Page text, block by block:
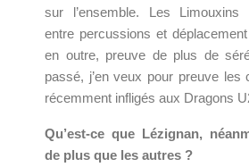
sur l’ensemble. Les Limouxins
entre percussions et
en outre, preuve de plus de
passé, j’en veux pour preuve les
récemment infligés aux Dragons
Qu’est-ce que Lézignan,
de plus que les autres ?